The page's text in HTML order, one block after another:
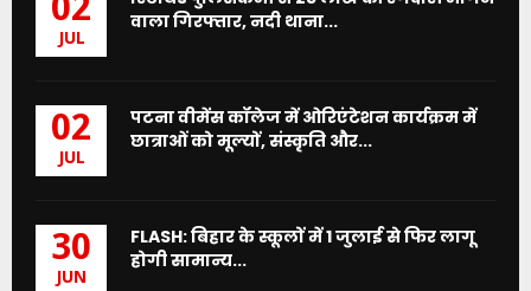
02
JUL
वाला गिरफ्तार, नदी थाना...
02
JUL
पटना वीमेंस कॉलेज में ओरिएंटेशन कार्यक्रम में
छात्राओं को मूल्यों, संस्कृति और...
30
JUN
FLASH: बिहार के स्कूलों में 1 जुलाई से फिर लागू
होगी सामान्य...